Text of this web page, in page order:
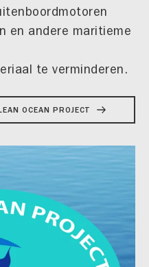
en andere maritieme
te verminderen.
OCEAN PROJECT